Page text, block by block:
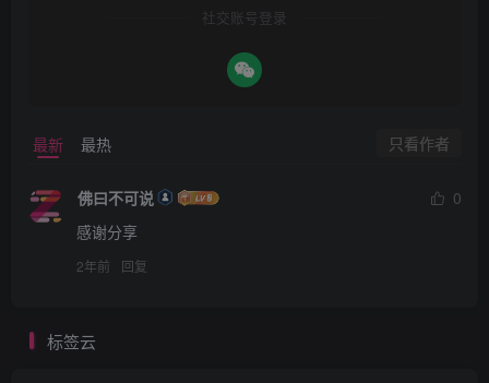
社交账号登录
最新 最热 只看作者
佛曰不可说
0
感谢分享
2年前 回复
标签云